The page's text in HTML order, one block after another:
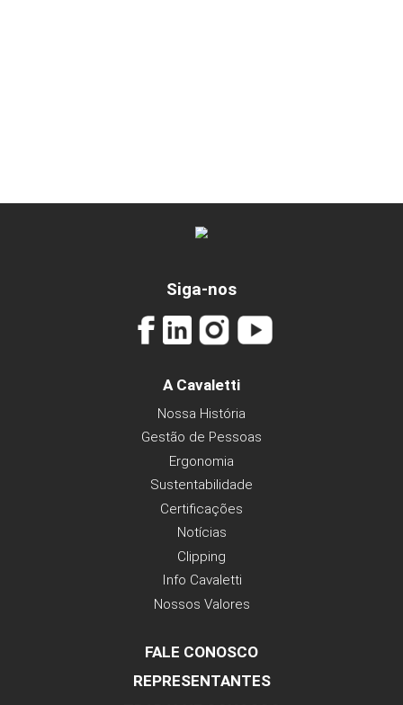
Siga-nos
Nossa História
Gestão de Pessoas